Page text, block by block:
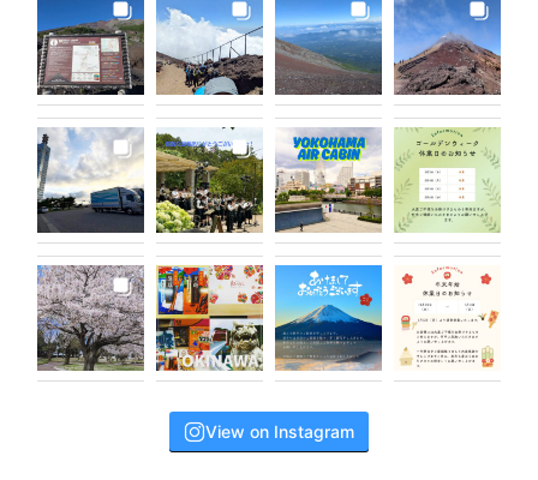
View on Instagram